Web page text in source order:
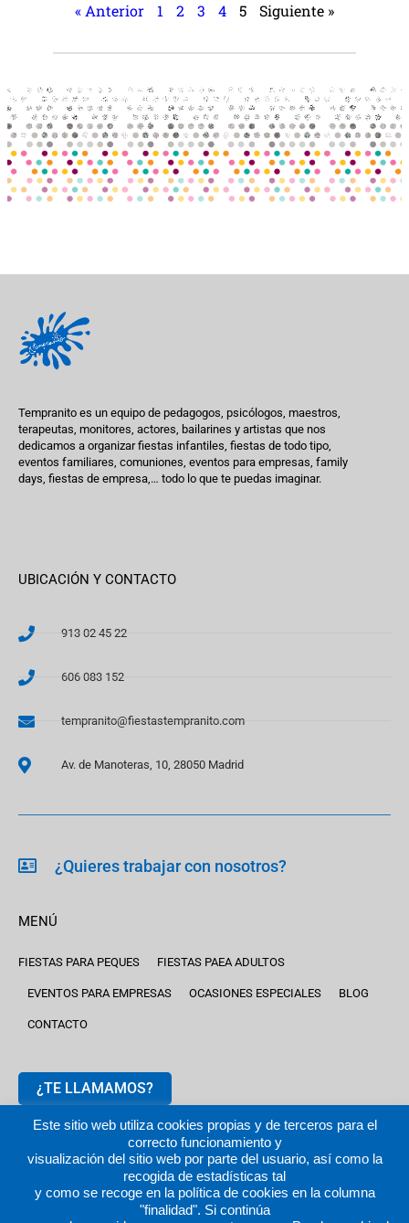
« Anterior 1 2 3 4 5 Siguiente »
Tempranito es un equipo de pedagogos, psicólogos, maestros,
terapeutas, monitores, actores, bailarines y artistas que nos
dedicamos a organizar fiestas infantiles, fiestas de todo tipo,
eventos familiares, comuniones, eventos para empresas, family
days, fiestas de empresa,… todo lo que te puedas imaginar.
UBICACIÓN Y CONTACTO
913 02 45 22
606 083 152
tempranito@fiestastempranito.com
Av. de Manoteras, 10, 28050 Madrid
¿Quieres trabajar con nosotros?
MENÚ
FIESTAS PARA PEQUES FIESTAS PAEA ADULTOS
EVENTOS PARA EMPRESAS OCASIONES ESPECIALES BLOG
CONTACTO
¿TE LLAMAMOS?
2024 © fiestastempranito.com | Todos los derechos reservados
Aviso legal | Política de privacidad|Política de cookies
Este sitio web utiliza cookies propias y de terceros para el
correcto funcionamiento y
visualización del sitio web por parte del usuario, así como la
recogida de estadísticas tal
y como se recoge en la política de cookies en la columna
"finalidad". Si continúa